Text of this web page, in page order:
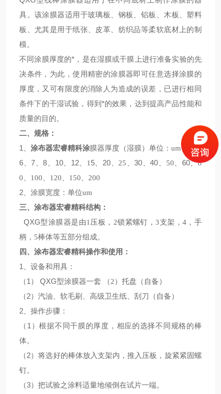
具。该涂膜器适用于玻璃板、钢板、铝板、木板、塑料
板、尤其是用于纸张、皮革、纺织品等柔软底材上的制
模。
不同涂膜厚度的*，是在湿膜或干膜上进行准备实验的先
决条件，为此，使用精密的涂膜器即可任意选择涂膜的
厚度，又可有限度的消除人为造成的误差，已进行相同
条件下的干湿试验，得到*的效果，达到提高产品性能和
质量的目的。
二、规格：
1
、涂布器宏睿精科涂膜器厚度 （湿膜）单位：um
6 、7 、8 10、 12、 1 5、 20 25 、30 、40 50 60、8
0
100 120 150 200
2 、涂膜宽度：单位um
三、涂布器宏睿精科结构：
QXG型涂膜器是由1 压板， 2锁紧螺钉，3支架， 4 ，手
柄， 5棒体等五部分组成。
四、涂布器宏睿精科操作和使用：
1
、设备和用具：
（1） QXG型涂膜器一套 （2）托盘 （ 自备）
（2）汽油、软毛刷、高级卫生纸、刮刀 （ 自备）
2 、操作步骤：
（1）根据不同干膜的厚度，相应的选择不同规格的棒
体。
（2）将选好的棒体放入支架内，推入压板，旋紧紧固螺
钉。
（3）把试验之涂料适量地倾倒在试片一端。